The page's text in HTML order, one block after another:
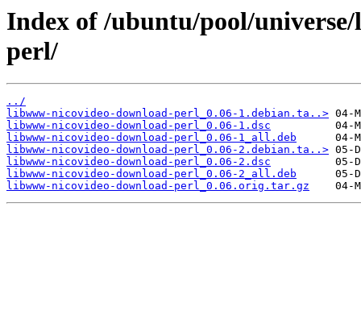
Index of /ubuntu/pool/
perl/
../
libwww-nicovideo-download-perl_0.06-1.debian.ta..>
libwww-nicovideo-download-perl_0.06-1.dsc
libwww-nicovideo-download-perl_0.06-1_all.deb
libwww-nicovideo-download-perl_0.06-2.debian.ta..>
libwww-nicovideo-download-perl_0.06-2.dsc
libwww-nicovideo-download-perl_0.06-2_all.deb
libwww-nicovideo-download-perl_0.06.orig.tar.gz